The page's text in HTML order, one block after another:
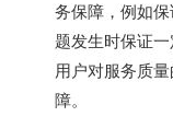
务保障，例如
题发生时保证
用户对服务质
障。